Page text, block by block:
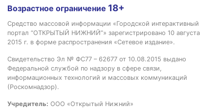
Возрастное ограничение 18+
Средство массовой информации «Городской интерактивный
портал “ОТКРЫТЫЙ НИЖНИЙ”» зарегистрировано 10 августа
2015 г. в форме распространения «Сетевое издание».
Свидетельство Эл № ФС77 – 62677 от 10.08.2015 выдано
Федеральной службой по надзору в сфере связи,
информационных технологий и массовых коммуникаций
(Роскомнадзор).
Учредитель: ООО «Открытый Нижний»